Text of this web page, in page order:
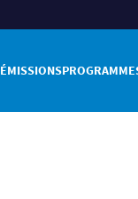
ÉMISSIONS